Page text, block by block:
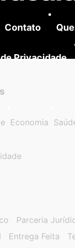
Contato
Privacidade
Economia
Parceria
Entrega Feita